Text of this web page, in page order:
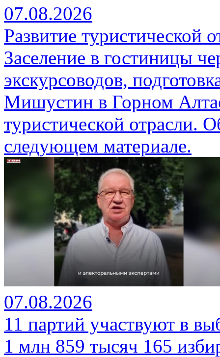
07.08.2026
Развитие туристической
Заселение в гостиницы
экскурсоводов,
Мишустин в Горном
туристической отрасли.
следующем материале.
07.08.2026
11 партий участвуют в
1 млн 859 тысяч 165